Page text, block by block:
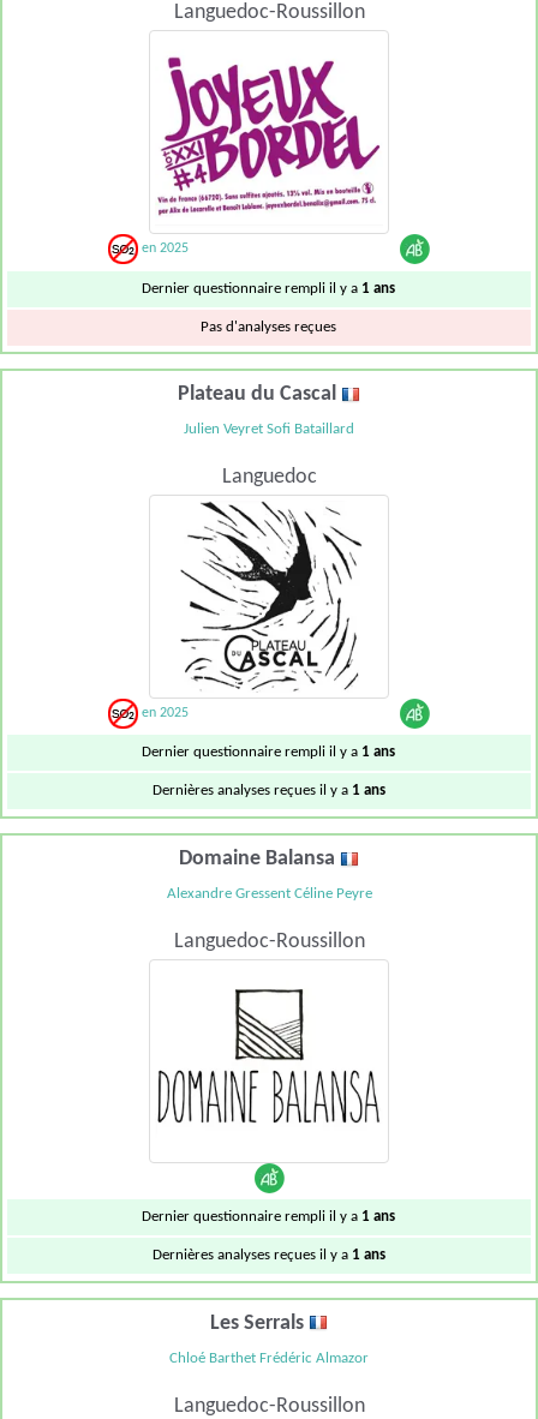
Languedoc-Roussillon
en 2025
Dernier questionnaire rempli il y a 1 ans
Pas d'analyses reçues
Plateau du Cascal
Julien Veyret Sofi Bataillard
Languedoc
en 2025
Dernier questionnaire rempli il y a 1 ans
Dernières analyses reçues il y a 1 ans
Domaine Balansa
Alexandre Gressent Céline Peyre
Languedoc-Roussillon
Dernier questionnaire rempli il y a 1 ans
Dernières analyses reçues il y a 1 ans
Les Serrals
Chloé Barthet Frédéric Almazor
Languedoc-Roussillon